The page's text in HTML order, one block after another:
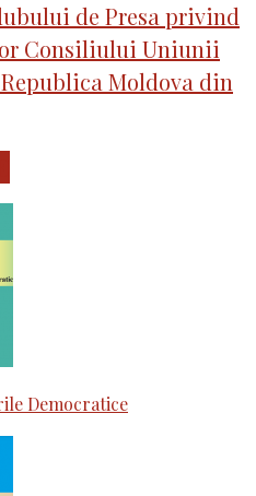
de Presa privind
Consiliului Uniunii
Moldova din
Democratice